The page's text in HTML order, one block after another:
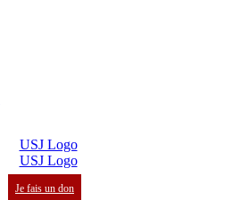
Je fais un don